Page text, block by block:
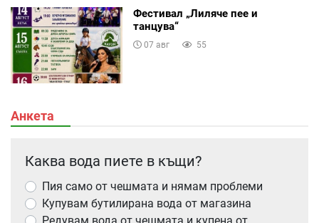
Фестивал „Лиляче пее и
танцува“
07 авг 55
Анкета
Каква вода пиете в къщи?
Пия само от чешмата и нямам проблеми
Купувам бутилирана вода от магазина